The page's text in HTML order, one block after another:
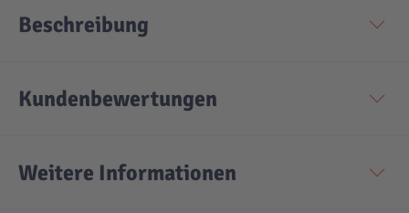
Star Wars™
Super Mario
Aktion
Cars
Beschreibung
Kundenbewertungen
Weitere Informationen